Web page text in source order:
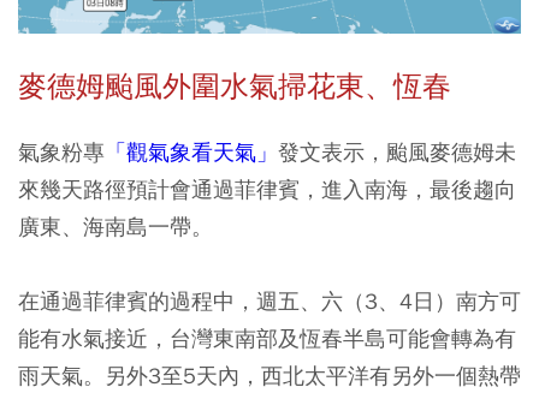
麥德姆颱風外圍水氣掃花東、恆春
氣象粉專 「觀氣象看天氣」 發文表示，颱風麥德姆未
來幾天路徑預計會通過菲律賓，進入南海，最後趨向
廣東、海南島一帶。
在通過菲律賓的過程中，週五、六（3、4日）南方可
能有水氣接近，台灣東南部及恆春半島可能會轉為有
雨天氣。另外3至5天內，西北太平洋有另外一個熱帶